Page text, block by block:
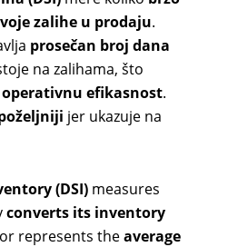
zalihe u prodaju.
prosečan broj dana
na zalihama, što
efikasnost.
jer ukazuje na
(DSI)measures
converts its inventory
represents theaverage